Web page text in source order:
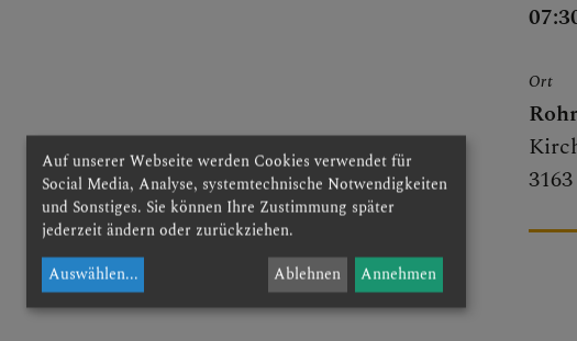
Ort
Auf unserer Webseite werden Cookies verwendet für
Social Media, Analyse, systemtechnische Notwendigkeiten
und Sonstiges. Sie können Ihre Zustimmung später
jederzeit ändern oder zurückziehen.
Auswählen... Ablehnen Annehmen